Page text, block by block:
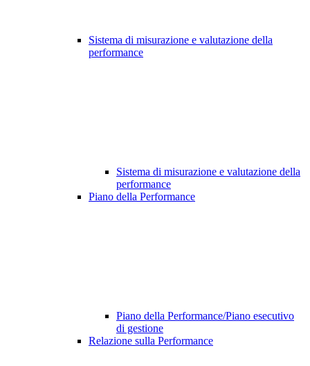
Sistema di misurazione e valutazione della
performance
Sistema di misurazione e valutazione della
performance
Piano della Performance
Piano della Performance/Piano esecutivo
di gestione
Relazione sulla Performance